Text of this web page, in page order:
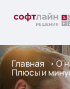
Главная О
Плюсы и